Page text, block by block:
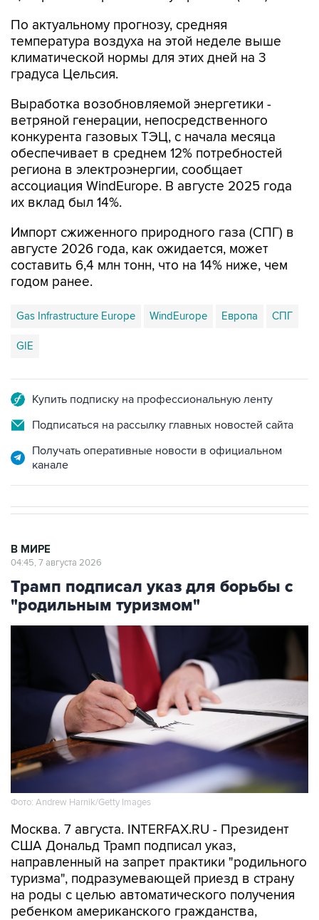
По актуальному прогнозу, средняя
температура воздуха на этой неделе выше
климатической нормы для этих дней на 3
градуса Цельсия.
Выработка возобновляемой энергетики -
ветряной генерации, непосредственного
конкурента газовых ТЭЦ, с начала месяца
обеспечивает в среднем 12% потребностей
региона в электроэнергии, сообщает
ассоциация WindEurope. В августе 2025 года
их вклад был 14%.
Импорт сжиженного природного газа (СПГ) в
августе 2026 года, как ожидается, может
составить 6,4 млн тонн, что на 14% ниже, чем
годом ранее.
Gas Infrastructure Europe WindEurope Европа СПГ
GIE
Купить подписку на профессиональную ленту
Подписаться на рассылку главных новостей сайта
Получать оперативные новости в официальном
канале
В МИРЕ
04:45, 7 августа 2026
Трамп подписал указ для борьбы с
"родильным туризмом"
Фото: Andrew Harnik/Getty Images
Москва. 7 августа. INTERFAX.RU - Президент
США Дональд Трамп подписал указ,
направленный на запрет практики "родильного
туризма", подразумевающей приезд в страну
на роды с целью автоматического получения
ребенком американского гражданства,